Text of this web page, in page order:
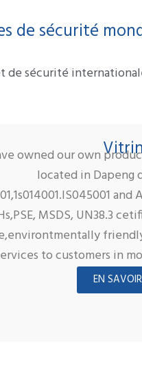
de sécurité
sécurité
owned our own
located in
MSDS, UN38.3
to customers in
EN